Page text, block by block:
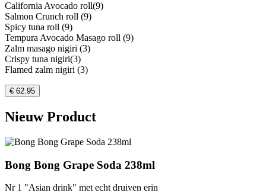
California Avocado roll(9)
Salmon Crunch roll (9)
Spicy tuna roll (9)
Tempura Avocado Masago roll (9)
Zalm masago nigiri (3)
Crispy tuna nigiri(3)
Flamed zalm nigiri (3)
€ 62.95
Nieuw Product
Bong Bong Grape Soda 238ml
Nr 1 "Asian drink" met echt druiven erin